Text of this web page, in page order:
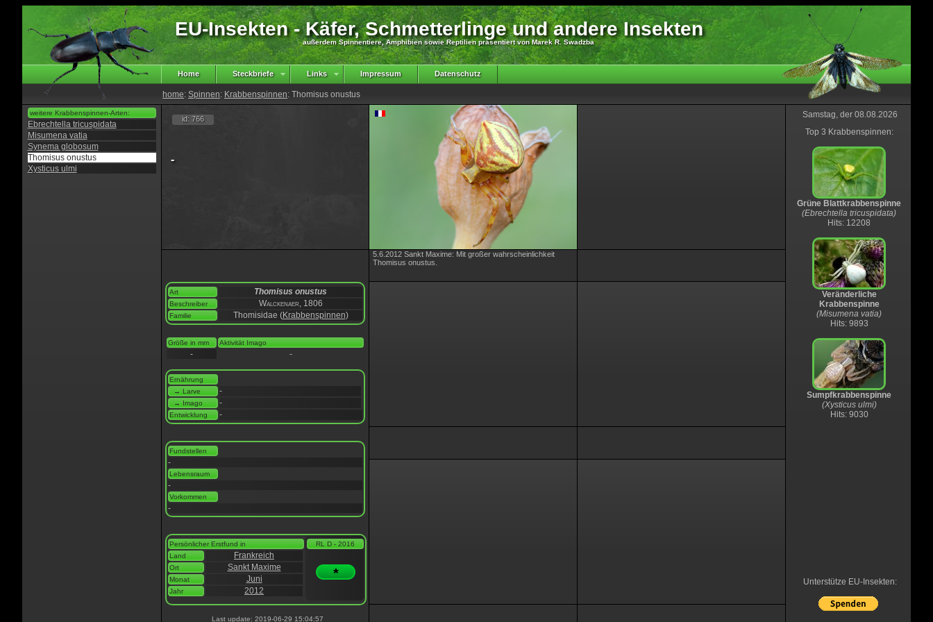
EU-Insekten - Käfer, Schmetterlinge und andere Insekten
außerdem Spinnentiere, Amphibien sowie Reptilien präsentiert von Marek R. Swadzba
Home Steckbriefe Links Impressum Datenschutz
home: Spinnen: Krabbenspinnen: Thomisus onustus
weitere Krabbenspinnen-Arten:
Ebrechtella tricuspidata
Misumena vatia
Synema globosum
Thomisus onustus
Xysticus ulmi
id: 766
-
Art Thomisus onustus
Beschreiber Walckenaer, 1806
Familie Thomisidae (Krabbenspinnen)
Größe in mm Aktivität Imago
- -
Ernährung
→ Larve
-
→ Imago -
Entwicklung -
Fundstellen
-
Lebensraum
-
Vorkommen
-
Persönlicher Erstfund in
Land
Frankreich
Ort Sankt Maxime
Monat Juni
Jahr 2012
RL D - 2016
*
Last update: 2019-06-29 15:04:57
5.6.2012 Sankt Maxime: Mit großer wahrscheinlichkeit
Thomisus onustus.
Samstag, der 08.08.2026
Top 3 Krabbenspinnen:
Grüne Blattkrabbenspinne
(Ebrechtella tricuspidata)
Hits: 12208
Veränderliche
Krabbenspinne
(Misumena vatia)
Hits: 9893
Sumpfkrabbenspinne
(Xysticus ulmi)
Hits: 9030
Unterstütze EU-Insekten: